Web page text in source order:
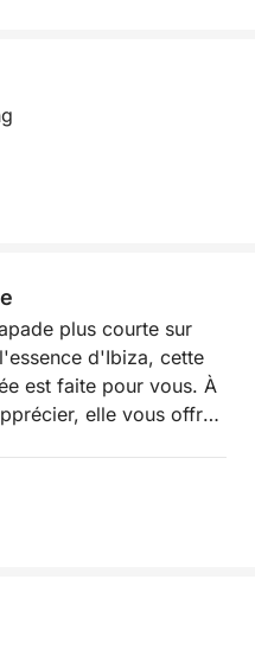
plus courte sur
d'Ibiza, cette
est faite pour vous. À
elle vous offre
de l'effervescence de
vous naviguerez le
de ces